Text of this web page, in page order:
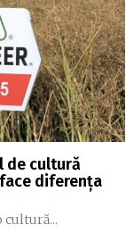
de cultură
diferența
cultură...